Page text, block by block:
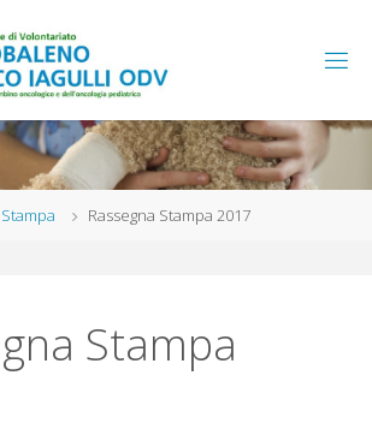
Rassegna Stampa 2017
Stampa